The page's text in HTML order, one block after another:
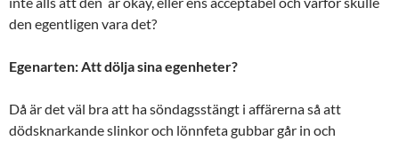
den egentligen vara det?
Egenarten: Att dölja sina egenheter?
Då är det väl bra att ha söndagsstängt i affärerna så att
dödsknarkande slinkor och lönnfeta gubbar går in och